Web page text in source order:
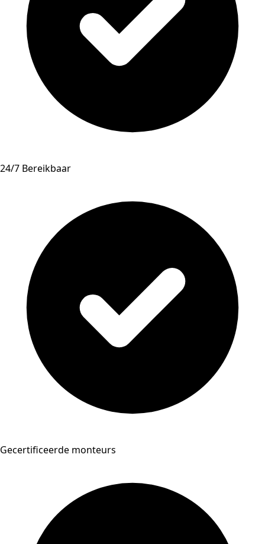
24/7 Bereikbaar
Gecertificeerde monteurs